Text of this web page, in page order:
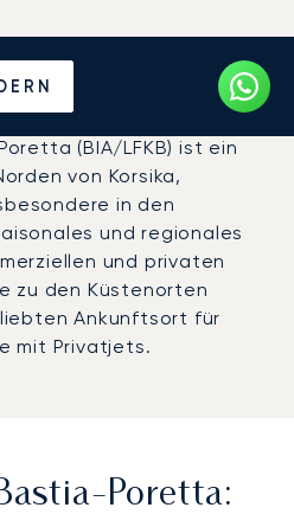
zum
Poretta
(BIA/LFKB) ist ein
von Korsika,
in den
und regionales
und privaten
zu den Küstenorten
Ankunftsort für
mit Privatjets.
Poretta: